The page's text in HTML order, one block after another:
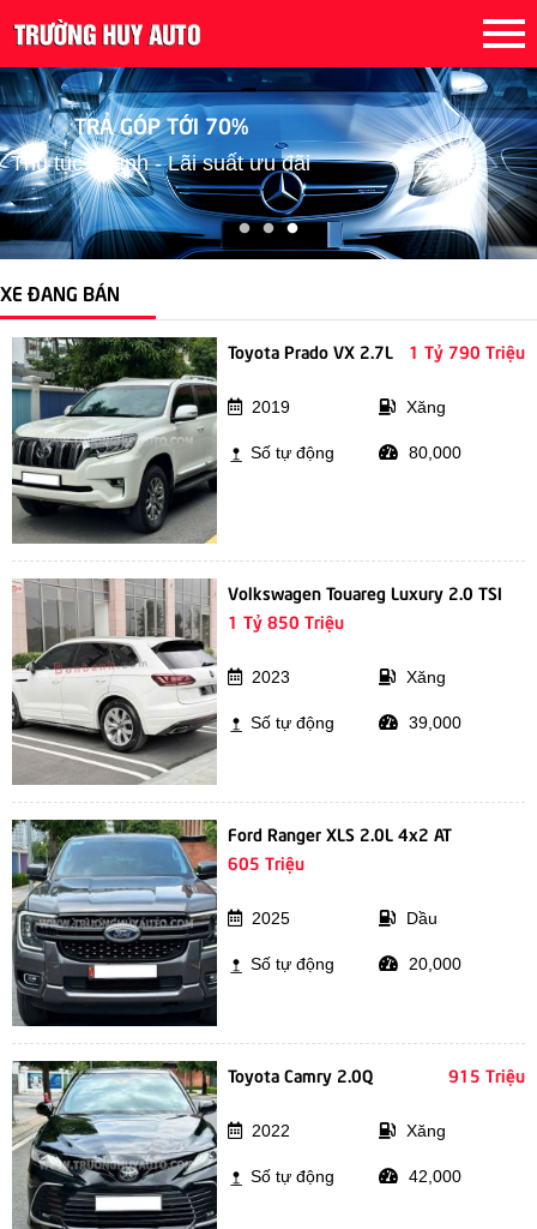
TRẢ GÓP TỚI 70%
Thủ tục nhanh - Lãi suất ưu đãi
XE ĐANG BÁN
Toyota Prado VX 2.7L 1 Tỷ 790 Triệu
2019 Xăng
Số tự động 80,000
Volkswagen Touareg Luxury 2.0 TSI
1 Tỷ 850 Triệu
2023 Xăng
Số tự động 39,000
Ford Ranger XLS 2.0L 4x2 AT
605 Triệu
2025 Dầu
Số tự động 20,000
Toyota Camry 2.0Q 915 Triệu
2022 Xăng
Số tự động 42,000